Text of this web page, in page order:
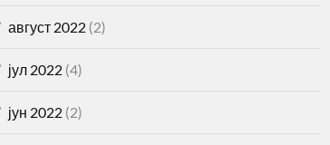
август 2022(2)
јул 2022(4)
јун 2022(2)